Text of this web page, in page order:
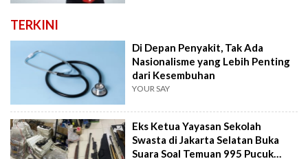
TERKINI
Di Depan Penyakit, Tak Ada
Nasionalisme yang Lebih Penting
dari Kesembuhan
YOUR SAY
Eks Ketua Yayasan Sekolah
Swasta di Jakarta Selatan Buka
Suara Soal Temuan 995 Pucuk